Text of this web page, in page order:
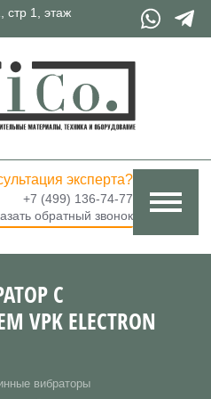
стр 1, этаж
эксперта?
+7 (499) 136-74-77
обратный звонок
С
VPK ELECTRON
вибраторы